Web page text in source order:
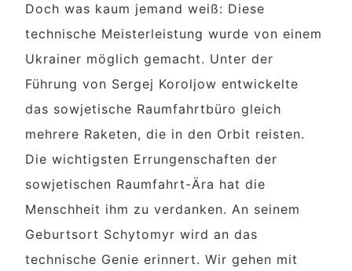
Doch was kaum jemand weiß: Diese
technische Meisterleistung wurde von einem
Ukrainer möglich gemacht. Unter der
Führung von Sergej Koroljow entwickelte
das sowjetische Raumfahrtbüro gleich
mehrere Raketen, die in den Orbit reisten.
Die wichtigsten Errungenschaften der
sowjetischen Raumfahrt-Ära hat die
Menschheit ihm zu verdanken. An seinem
Geburtsort Schytomyr wird an das
technische Genie erinnert. Wir gehen mit